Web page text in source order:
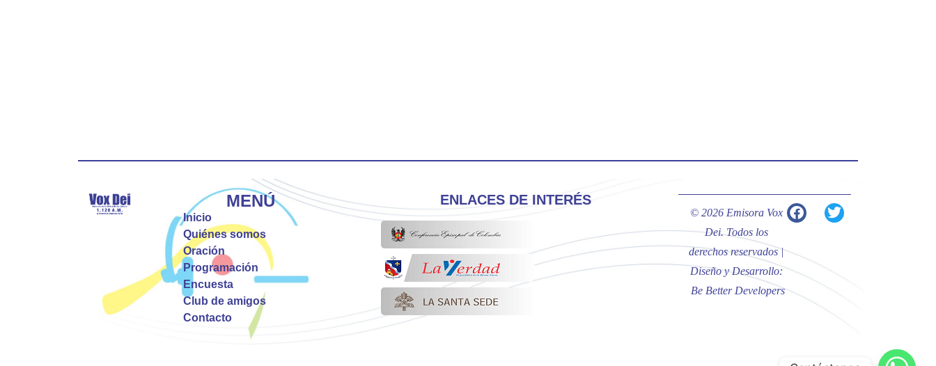
La reflexión con el presbítero
Twitter
Emisora Vox Dei @emisoravoxdei
10 May 2025
“Tú tienes palabras de vida eterna”
MENÚ
Inicio
Quiénes somos
Oración
Programación
Encuesta
Club de amigos
Contacto
ENLACES DE INTERÉS
© 2026 Emisora Vox
Dei. Todos los
derechos reservados |
Diseño y Desarrollo:
Be Better Developers